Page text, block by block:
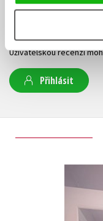
Uživatelskou recenzi
Přihlásit